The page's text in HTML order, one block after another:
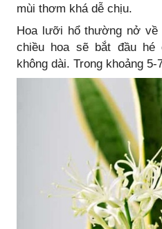
mùi thơm khá dễ chịu.
Hoa lưỡi hổ thường nở về
chiều hoa sẽ bắt đầu hé
không dài. Trong khoảng